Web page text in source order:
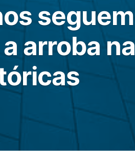
seguem
arroba na